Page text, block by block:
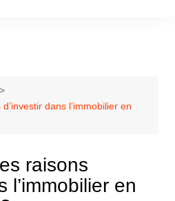
dans l’immobilier en
raisons
l’immobilier en